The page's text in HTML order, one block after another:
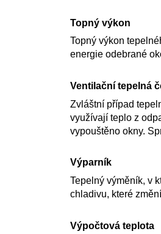
Topný výkon
Topný výkon
energie odebrané
Ventilační tepelná
Zvláštní případ
využívají teplo z
vypouštěno okny.
Výparník
Tepelný výměník, v
chladivu, které
Výpočtová teplota